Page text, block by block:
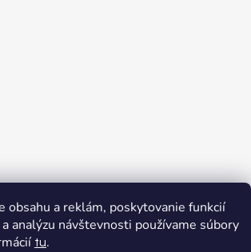
obsahu a reklám, poskytovanie funkcií
analýzu návštevnosti používame súbory
tu.